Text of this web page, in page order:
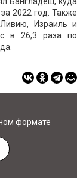
2022 год. Также
Ливию, Израиль и
в 26,3 раза по
формате